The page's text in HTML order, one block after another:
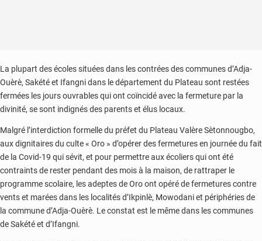
La plupart des écoles situées dans les contrées des communes d’Adja-
Ouèrè, Sakété et Ifangni dans le département du Plateau sont restées
fermées les jours ouvrables qui ont coïncidé avec la fermeture par la
divinité, se sont indignés des parents et élus locaux.
Malgré l’interdiction formelle du préfet du Plateau Valère Sètonnougbo,
aux dignitaires du culte « Oro » d’opérer des fermetures en journée du fait
de la Covid-19 qui sévit, et pour permettre aux écoliers qui ont été
contraints de rester pendant des mois à la maison, de rattraper le
programme scolaire, les adeptes de Oro ont opéré de fermetures contre
vents et marées dans les localités d’Ikpinlè, Mowodani et périphéries de
la commune d’Adja-Ouèrè. Le constat est le même dans les communes
de Sakété et d’Ifangni.